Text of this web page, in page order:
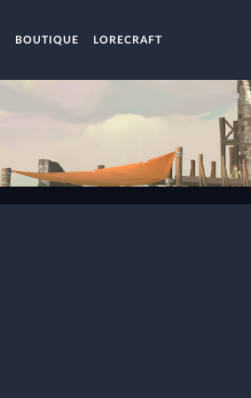
BOUTIQUE LORECRAFT